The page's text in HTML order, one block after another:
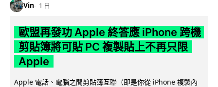
Vin 1 日
歐盟再發功 Apple 終答應 iPhone 跨機
剪貼簿將可貼 PC 複製貼上不再只限
Apple
Apple 電話、電腦之間剪貼簿互聯（即是你從 iPhone 複製內